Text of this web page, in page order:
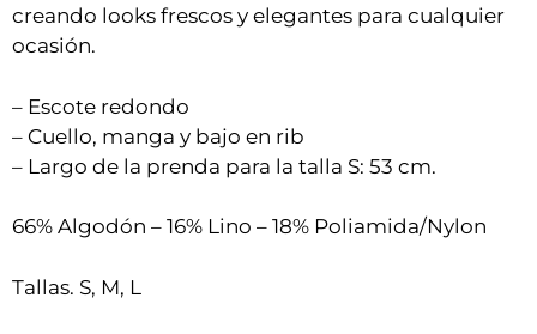
creando looks frescos y elegantes para cualquier
ocasión.
– Escote redondo
– Cuello, manga y bajo en rib
– Largo de la prenda para la talla S: 53 cm.
66% Algodón – 16% Lino – 18% Poliamida/Nylon
Tallas. S, M, L